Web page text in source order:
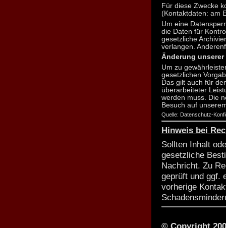
Für diese Zwecke
(Kontaktdaten: am
Um eine
die Daten für
gesetzliche
verlangen.
Änderung
Um zu
gesetzlichen
Das gilt auch für
überarbeiteter
werden muss. Die
Besuch auf
Quelle: Datenschutz-
Hinweis bei
Sollten Inhalt
gesetzliche
Nachricht. Zu
geprüft und ggf.
vorherige